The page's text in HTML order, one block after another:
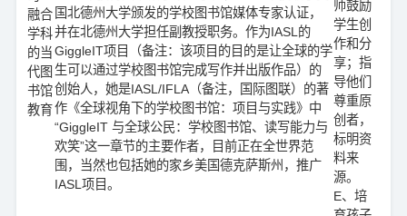
融合
学科
的当
代图
书馆
教育
国北德州大学颁发的学校图书馆媒体专家认证，
并在北德州大学担任副教授职务。作为IASL的
GiggleIT项目（备注：该项目的目的是让全球的学
生可以通过学校图书馆完成写作并出版作品）的
创始人，她是IASL/IFLA（备注，国际图联）的著
作《全球视角下的学校图书馆：项目与实践》中
“GiggleIT 与全球公民：学校图书馆、读写能力与
欢笑”这一章节的主要作者，目前正在全世界范
围，当然也包括她的家乡美国德克萨斯州，推广
IASL项目。
师鼓励
学生创
作和分
享；指
导他们
尊重原
创者，
标明资
料来
源。
E、培